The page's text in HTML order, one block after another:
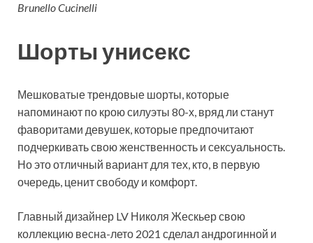
Brunello Cucinelli
Шорты унисекс
Мешковатые трендовые шорты, которые
напоминают по крою силуэты 80-х, вряд ли станут
фаворитами девушек, которые предпочитают
подчеркивать свою женственность и сексуальность.
Но это отличный вариант для тех, кто, в первую
очередь, ценит свободу и комфорт.
Главный дизайнер LV Николя Жескьер свою
коллекцию весна-лето 2021 сделал андрогинной и